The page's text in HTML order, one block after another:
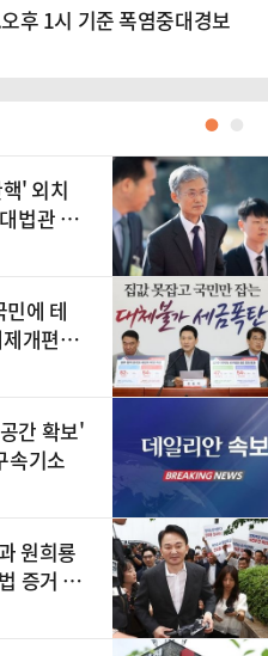
후 1시 기준 폭염중대경보
●
' 외치
법관 제
에 테
개편안
간 확보'
속기소
원희룡
증거 수